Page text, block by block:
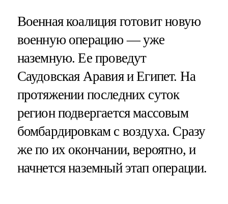
Военная коалиция готовит новую
военную операцию — уже
наземную. Ее проведут
Саудовская Аравия и Египет. На
протяжении последних суток
регион подвергается массовым
бомбардировкам с воздуха. Сразу
же по их окончании, вероятно, и
начнется наземный этап операции.